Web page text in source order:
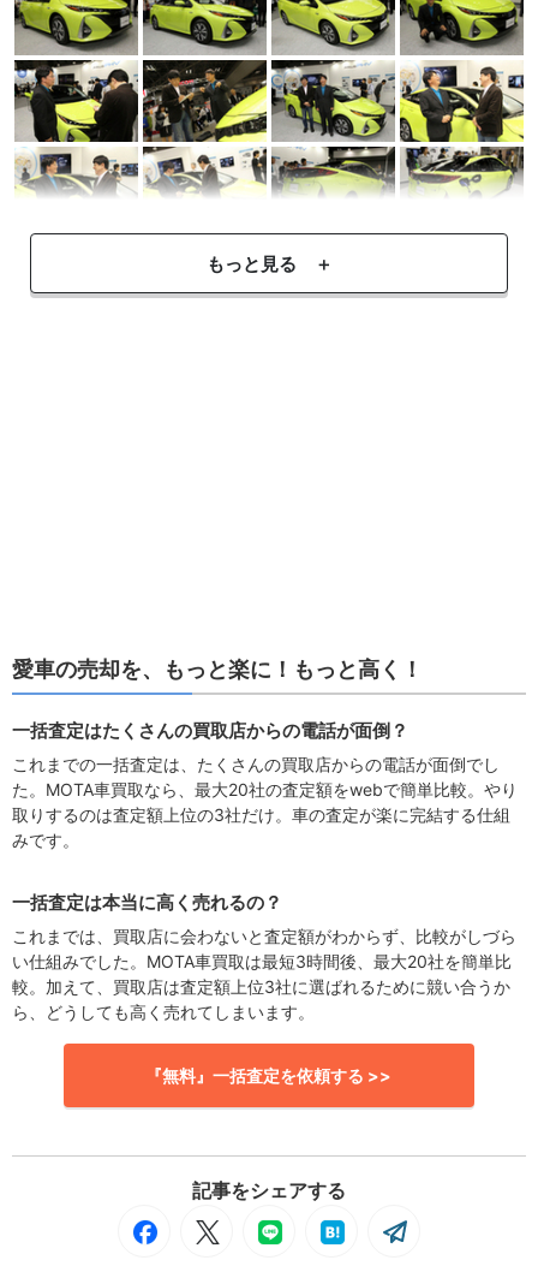
もっと見る ＋
愛車の売却を、もっと楽に！もっと高く！
一括査定はたくさんの買取店からの電話が面倒？
これまでの一括査定は、たくさんの買取店からの電話が面倒でし
た。MOTA車買取なら、最大20社の査定額をwebで簡単比較。やり
取りするのは査定額上位の3社だけ。車の査定が楽に完結する仕組
みです。
一括査定は本当に高く売れるの？
これまでは、買取店に会わないと査定額がわからず、比較がしづら
い仕組みでした。MOTA車買取は最短3時間後、最大20社を簡単比
較。加えて、買取店は査定額上位3社に選ばれるために競い合うか
ら、どうしても高く売れてしまいます。
『無料』一括査定を依頼する >>
記事をシェアする